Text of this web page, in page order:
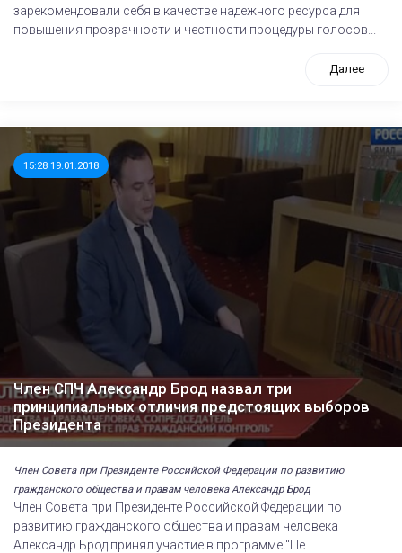
зарекомендовали себя в качестве надежного ресурса для
повышения прозрачности и честности процедуры голосов...
Далее
15:28 19.01.2018
Член СПЧ Александр Брод назвал три
принципиальных отличия предстоящих выборов
Президента
Член Совета при Президенте Российской Федерации по развитию
гражданского общества и правам человека Александр Брод
Член Совета при Президенте Российской Федерации по
развитию гражданского общества и правам человека
Александр Брод принял участие в программе "Пе...